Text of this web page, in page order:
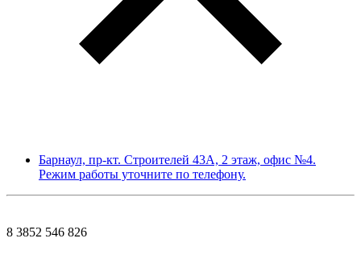
Барнаул, пр-кт. Строителей 43А, 2 этаж, офис №4.
Режим работы уточните по телефону.
8 3852 546 826